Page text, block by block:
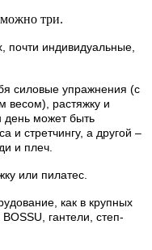
три.
почти индивидуальные,
силовые упражнения (с
весом), растяжку и
день может быть
и стретчингу, а другой –
и плеч.
или пилатес.
как в крупных
гантели, степ-